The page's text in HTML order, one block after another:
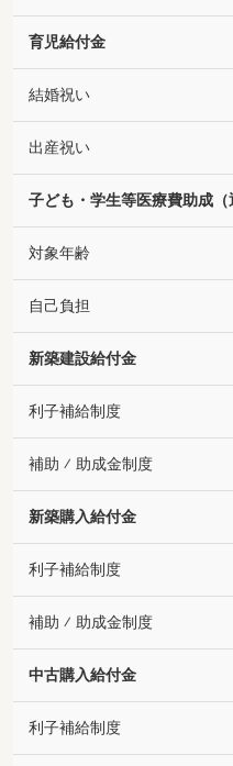
育児給付金
結婚祝い
出産祝い
子ども・学生等医療費助成（
対象年齢
自己負担
新築建設給付金
利子補給制度
補助 ⁄ 助成金制度
新築購入給付金
利子補給制度
補助 ⁄ 助成金制度
中古購入給付金
利子補給制度